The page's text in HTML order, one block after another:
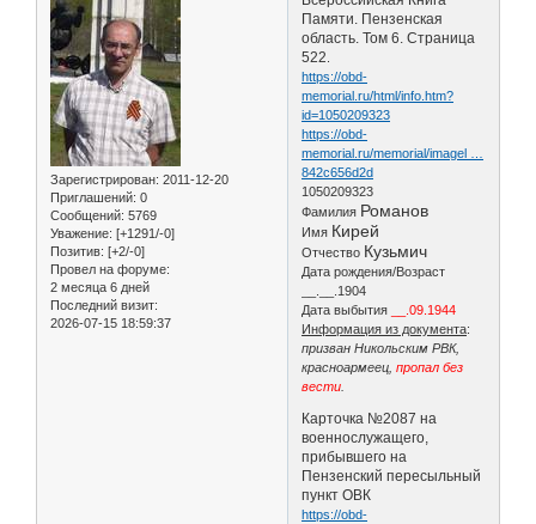
Зарегистрирован: 2011-12-20
Приглашений: 0
Сообщений: 5769
Уважение: [+1291/-0]
Позитив: [+2/-0]
Провел на форуме:
2 месяца 6 дней
Последний визит:
2026-07-15 18:59:37
Памяти. Пензенская
область. Том 6. Страница
522
https://obd-
memorial.ru/html/info.htm?
id=1050209323
https://obd-
memorial.ru/memorial/imagel …
842c656d2d
1050209323
Фамилия Романов
Имя Кирей
Отчество Кузьмич
Дата рождения/Возраст
__.__.1904
Дата выбытия
__.09.1944
Информация из документа:
призван Никольским РВК,
красноармеец,пропал без
вести
Карточка №2087 на
военнослужащего,
прибывшего на
Пензенский пересыльный
пункт ОВК
https://obd-